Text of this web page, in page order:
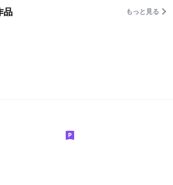
品 もっと見る